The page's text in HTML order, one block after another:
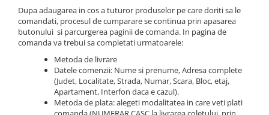
Vopsea/intretinere stupi
Dupa adaugarea in cos a tuturor produselor pe care doriti sa le
comandati, procesul de cumparare se continua prin apasarea
butonului si parcurgerea paginii de comanda. In pagina de
comanda va trebui sa completati urmatoarele:
Metoda de livrare
Datele comenzii: Nume si prenume, Adresa complete
(Judet, Localitate, Strada, Numar, Scara, Bloc, etaj,
Apartament, Interfon daca e cazul).
Metoda de plata: alegeti modalitatea in care veti plati